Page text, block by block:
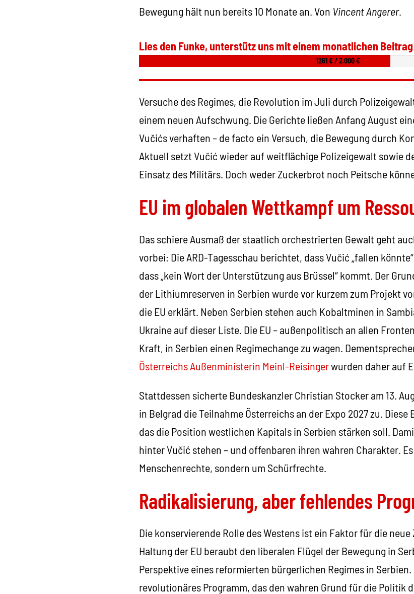
Bewegung hält nun bereits 10 Monate an. Von Vincent Angerer.
Lies den Funke, unterstütz uns mit einem monatlichen
1261 € / 2.000 €
Versuche des Regimes, die Revolution im Juli durch
einem neuen Aufschwung. Die Gerichte ließen Anfang August
Vučićs verhaften – de facto ein Versuch, die Bewegung durch
Aktuell setzt Vučić wieder auf weitflächige Polizeigewalt sowie
Einsatz des Militärs. Doch weder Zuckerbrot noch Peitsche
EU im globalen Wettkampf um
Das schiere Ausmaß der staatlich orchestrierten Gewalt geht
vorbei: Die ARD-Tagesschau berichtet, dass Vučić „fallen
dass „kein Wort der Unterstützung aus Brüssel“ kommt. Der
der Lithiumreserven in Serbien wurde vor kurzem zum Projekt
die EU erklärt. Neben Serbien stehen auch Kobaltminen in
Ukraine auf dieser Liste. Die EU – außenpolitisch an allen
Kraft, in Serbien einen Regimechange zu wagen.
Österreichs Außenministerin Meinl-Reisingerwurden daher auf
Stattdessen sicherte Bundeskanzler Christian Stocker am 13.
in Belgrad die Teilnahme Österreichs an der Expo 2027 zu.
das die Position westlichen Kapitals in Serbien stärken soll.
hinter Vučić stehen – und offenbaren ihren wahren Charakter.
Menschenrechte, sondern um Schürfrechte.
Radikalisierung, aber fehlendes
Die konservierende Rolle des Westens ist ein Faktor für die
Haltung der EU beraubt den liberalen Flügel der Bewegung in
Perspektive eines reformierten bürgerlichen Regimes in
revolutionäres Programm, das den wahren Grund für die Politik